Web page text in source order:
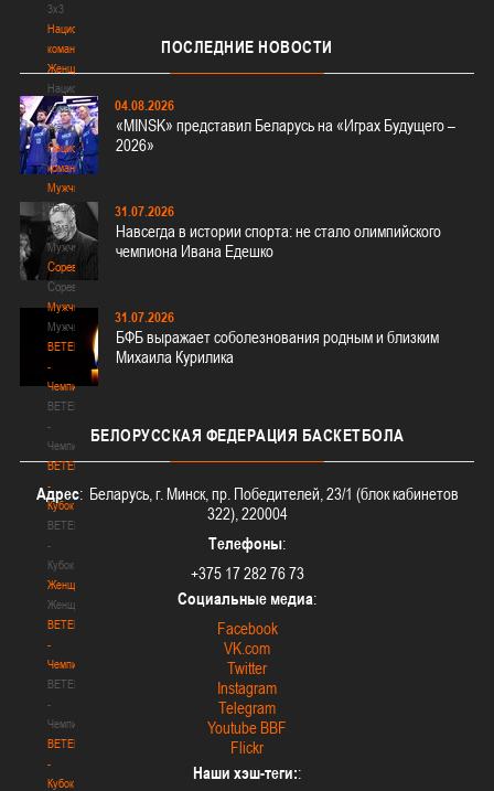
3х3
Национальная
команда.
Женщины
Национальная
команда.
Женщины
Национальная
команда.
Мужчины
Национальная
команда.
Мужчины
Соревнования
Соревнования
Мужчины
Мужчины
BETERA
-
Чемпионат
BETERA
-
Чемпионат
BETERA
-
Кубок
BETERA
-
Кубок
Женщины
Женщины
BETERA
-
Чемпионат
BETERA
-
Чемпионат
BETERA
-
Кубок
ПОСЛЕДНИЕ НОВОСТИ
04.08.2026
«MINSK» представил Беларусь на «Играх Будущего –
2026»
31.07.2026
Навсегда в истории спорта: не стало олимпийского
чемпиона Ивана Едешко
31.07.2026
БФБ выражает соболезнования родным и близким
Михаила Курилика
БЕЛОРУССКАЯ ФЕДЕРАЦИЯ БАСКЕТБОЛА
Адрес: Беларусь, г. Минск, пр. Победителей, 23/1 (блок кабинетов
322), 220004
Телефоны:
+375 17 282 76 73
Социальные медиа:
Facebook
VK.com
Twitter
Instagram
Telegram
Youtube BBF
Flickr
Наши хэш-теги::